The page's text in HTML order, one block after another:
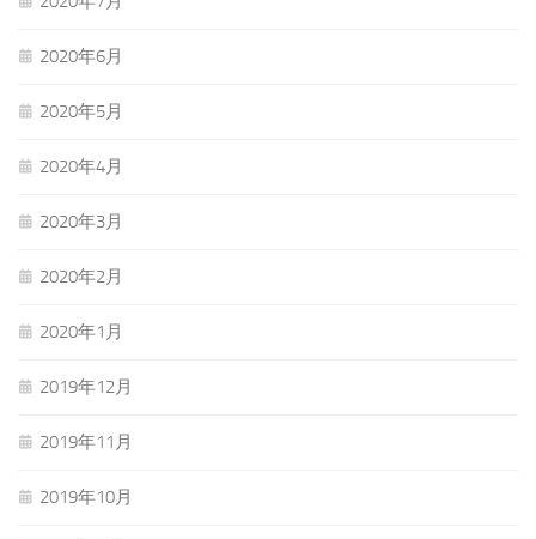
2020年6月
2020年5月
2020年4月
2020年3月
2020年2月
2020年1月
2019年12月
2019年11月
2019年10月